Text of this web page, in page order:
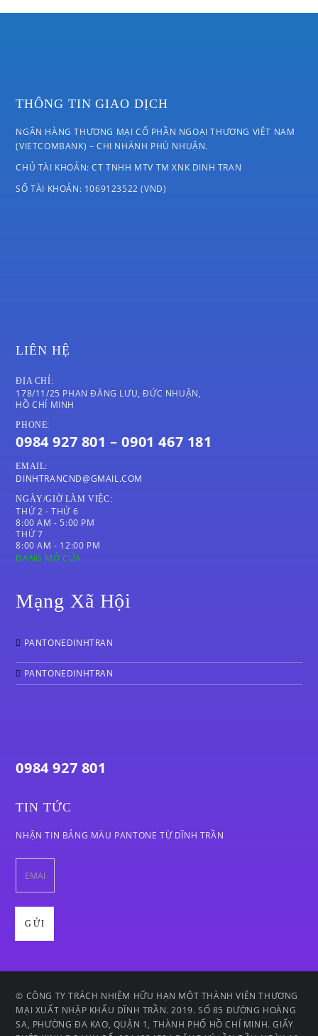
THÔNG TIN GIAO DỊCH
NGÂN HÀNG THƯƠNG MẠI CỔ PHẦN NGOẠI THƯƠNG VIỆT NAM
(VIETCOMBANK) – CHI NHÁNH PHÚ NHUẬN.
CHỦ TÀI KHOẢN: CT TNHH MTV TM XNK DINH TRAN
SỐ TÀI KHOẢN: 1069123522 (VND)
LIÊN HỆ
ĐỊA CHỈ:
178/11/25 PHAN ĐĂNG LƯU, ĐỨC NHUẬN,
HỒ CHÍ MINH
PHONE:
0984 927 801 – 0901 467 181
EMAIL:
DINHTRANCND@GMAIL.COM
NGÀY/GIỜ LÀM VIỆC:
THỨ 2 - THỨ 6
8:00 AM - 5:00 PM
THỨ 7
8:00 AM - 12:00 PM
ĐANG MỞ CỬA
Mạng Xã Hội
PANTONEDINHTRAN
PANTONEDINHTRAN
0984 927 801
TIN TỨC
NHẬN TIN BẢNG MÀU PANTONE TỪ DĨNH TRẦN
© CÔNG TY TRÁCH NHIỆM HỮU HẠN MỘT THÀNH VIÊN THƯƠNG
MẠI XUẤT NHẬP KHẨU DĨNH TRẦN. 2019. SỐ 85 ĐƯỜNG HOÀNG
SA, PHƯỜNG ĐA KAO, QUẬN 1, THÀNH PHỐ HỒ CHÍ MINH. GIẤY